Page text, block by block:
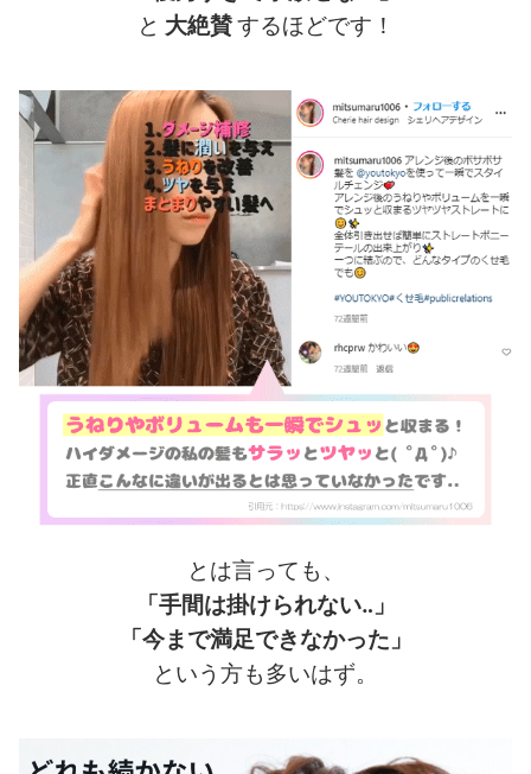
と 大絶賛するほどです！
とは言っても、
「手間は掛けられない‥」
「今まで満足できなかった」
という方も多いはず。